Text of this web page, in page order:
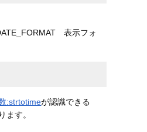
表示フォ
:strtotimeが認識できる
ます。